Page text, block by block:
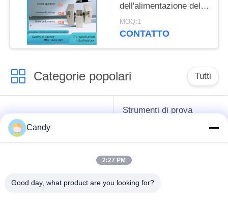
dell'alimentazione del
tester di indice di
durevolezza della
MOQ:1
CONTATTO
Categorie popolari Tutti
strumenti difficili del
petrolio
Strumenti di prova
lubrificante
collaudo del
collaudo dell'olio del
Candy
2:27 PM
Good day, what product are you looking for?